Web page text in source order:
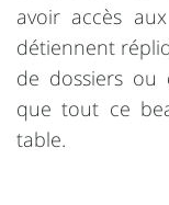
avoir accès
détiennent
de dossiers ou
que tout ce
table.